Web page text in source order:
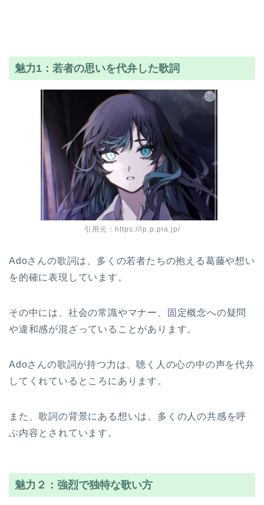
魅力1：若者の思いを代弁した歌詞
引用元：https://lp.p.pia.jp/
Adoさんの歌詞は、多くの若者たちの抱える葛藤や想い
を的確に表現しています。
その中には、社会の常識やマナー、固定概念への疑問
や違和感が混ざっていることがあります。
Adoさんの歌詞が持つ力は、聴く人の心の中の声を代弁
してくれているところにあります。
また、歌詞の背景にある想いは、多くの人の共感を呼
ぶ内容とされています。
魅力２：強烈で独特な歌い方